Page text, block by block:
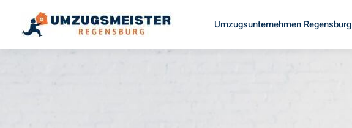
Umzugsunternehmen Regensburg